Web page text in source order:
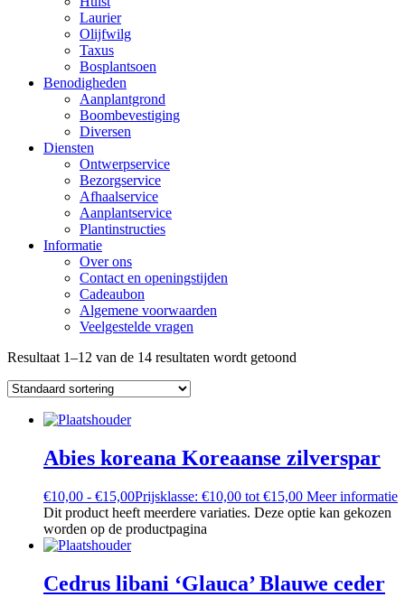
Laurier
Olijfwilg
Taxus
Bosplantsoen
Benodigheden
Aanplantgrond
Boombevestiging
Diversen
Diensten
Ontwerpservice
Bezorgservice
Afhaalservice
Aanplantservice
Plantinstructies
Informatie
Over ons
Contact en openingstijden
Cadeaubon
Algemene voorwaarden
Veelgestelde vragen
Resultaat 1–12 van de 14 resultaten wordt getoond
Abies koreana Koreaanse zilverspar
€10,00 - €15,00Prijsklasse: €10,00 tot €15,00 Meer informatie
Dit product heeft meerdere variaties. Deze optie kan gekozen
worden op de productpagina
Cedrus libani ‘Glauca’Blauwe ceder